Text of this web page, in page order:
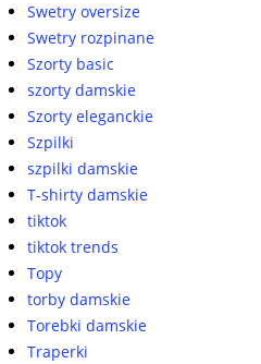
Swetry oversize
Swetry rozpinane
Szorty basic
szorty damskie
Szorty eleganckie
Szpilki
szpilki damskie
T-shirty damskie
tiktok
tiktok trends
Topy
torby damskie
Torebki damskie
Traperki